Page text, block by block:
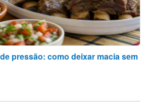
pressão: como deixar macia sem